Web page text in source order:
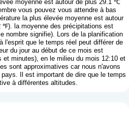
moyenne est autour de plus 29.1 ℃
vous pouvez vous attendre à bas
la plus élevée moyenne est autour
la moyenne des précipitations est
nombre signifie). Lors de la planification
l'esprit que le temps réel peut différer de
du jour au début de ce mois est
et minutes), en le milieu du mois 12:10 et
sont approximatives car nous n'avons
Il est important de dire que le temps
à différentes altitudes.